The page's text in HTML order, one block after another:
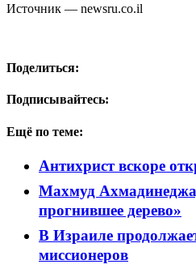
Источник — newsru.co.il
Поделиться:
Подписывайтесь:
Ещё по теме:
Антихрист вскоре
Махмуд
прогнившее дерево»
В Израиле
миссионеров